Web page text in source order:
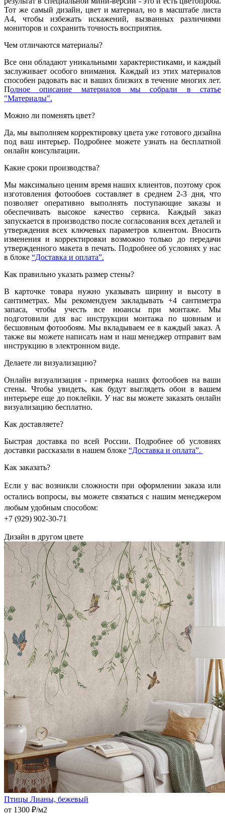
Тот же самый дизайн, цвет и материал, но в масштабе листа
А4, чтобы избежать искажений, вызванных различиями
мониторов и сохранить точность восприятия.
Чем отличаются материалы?
Все они обладают уникальными характеристиками, и каждый
заслуживает особого внимания. Каждый из этих материалов
способен радовать вас и ваших близких в течение многих лет.
Полное описание материалов мы собрали в статье
"Материалы".
Можно ли поменять цвет?
Да, мы выполняем корректировку цвета уже готового дизайна
под ваш интерьер. Подробнее можете узнать на бесплатной
онлайн консультации.
Какие сроки производства?
Мы максимально ценим время наших клиентов, поэтому срок
изготовления фотообоев составляет в среднем 2-3 дня, что
позволяет оперативно выполнять поступающие заказы и
обеспечивать высокое качество сервиса. Каждый заказ
запускается в производство после согласования всех деталей и
утверждения всех ключевых параметров клиентом. Вносить
изменения и корректировки возможно только до передачи
утвержденного макета в печать. Подробнее об условиях у нас
в блоке “Доставка и оплата”.
Как правильно указать размер стены?
В карточке товара нужно указывать ширину и высоту в
сантиметрах. Мы рекомендуем закладывать +4 сантиметра
запаса, чтобы учесть все нюансы при монтаже. Мы
подготовили для вас инструкции монтажа по шовным и
бесшовным фотообоям. Мы вкладываем ее в каждый заказ. А
также вы можете написать нам и наш менеджер отправит вам
инструкцию в электронном виде.
Делаете ли визуализацию?
Онлайн визуализация - примерка наших фотообоев на ваши
стены. Чтобы увидеть, как будут выглядеть обои в вашем
интерьере еще до поклейки. У нас вы можете заказать онлайн
визуализацию бесплатно.
Как доставляете?
Быстрая доставка по всей России. Подробнее об условиях
доставки рассказали в нашем блоке “Доставка и оплата”.
Как заказать?
Если у вас возникли сложности при оформлении заказа или
остались вопросы, вы можете связаться с нашим менеджером
любым удобным способом:
+7 (929) 902-30-71
Дизайн в другом цвете
Птицы Лианы, бежевый
от 1300 ₽/м2